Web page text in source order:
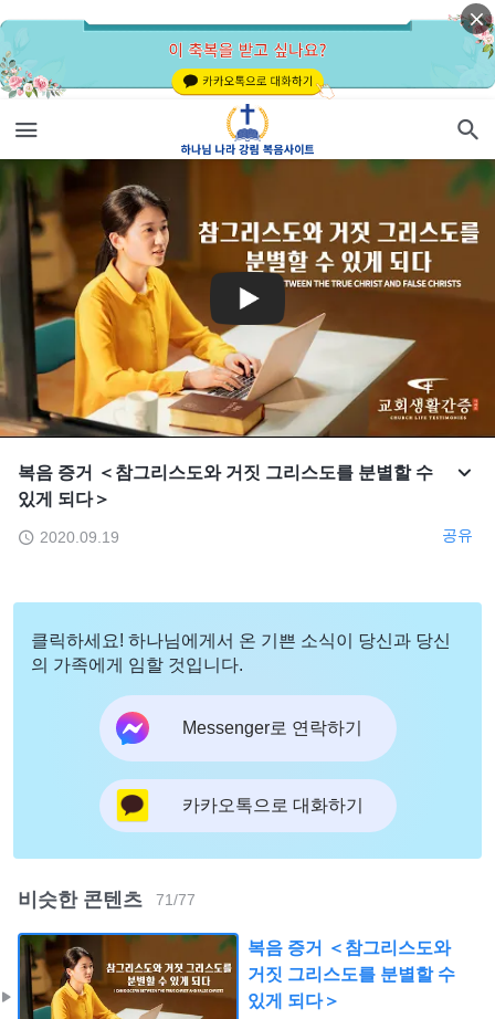
복음 증거 ＜참그리스도와 거짓 그리스도를 분별할 수
있게 되다＞
2020.09.19 공유
클릭하세요! 하나님에게서 온 기쁜 소식이 당신과 당신
의 가족에게 임할 것입니다.
Messenger로 연락하기
카카오톡으로 대화하기
비슷한 콘텐츠 71/77
복음 증거 ＜참그리스도와
거짓 그리스도를 분별할 수
있게 되다＞